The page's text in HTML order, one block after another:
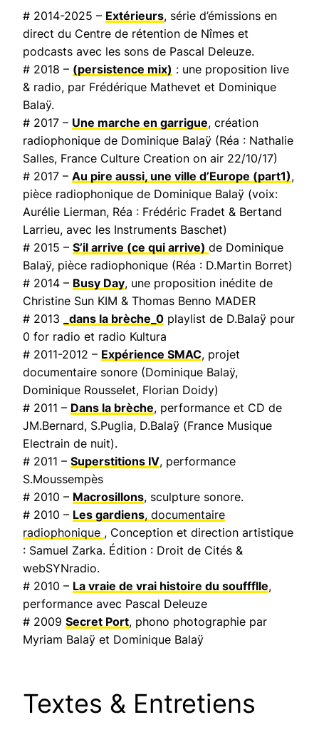
# 2014-2025 – Extérieurs, série d’émissions en
direct du Centre de rétention de Nîmes et
podcasts avec les sons de Pascal Deleuze.
# 2018 – (persistence mix) : une proposition live
& radio, par Frédérique Mathevet et Dominique
Balaÿ.
# 2017 – Une marche en garrigue, création
radiophonique de Dominique Balaÿ (Réa : Nathalie
Salles, France Culture Creation on air 22/10/17)
# 2017 – Au pire aussi, une ville d’Europe (part1),
pièce radiophonique de Dominique Balaÿ (voix:
Aurélie Lierman, Réa : Frédéric Fradet & Bertand
Larrieu, avec les Instruments Baschet)
# 2015 – S’il arrive (ce qui arrive) de Dominique
Balaÿ, pièce radiophonique (Réa : D.Martin Borret)
# 2014 – Busy Day, une proposition inédite de
Christine Sun KIM & Thomas Benno MADER
# 2013
_dans la brèche_0 playlist de D.Balaÿ pour
0 for radio et radio Kultura
# 2011-2012 – Expérience SMAC, projet
documentaire sonore (Dominique Balaÿ,
Dominique Rousselet, Florian Doidy)
# 2011 – Dans la brèche, performance et CD de
JM.Bernard, S.Puglia, D.Balaÿ (France Musique
Electrain de nuit).
# 2011 – Superstitions IV, performance
S.Moussempès
# 2010 – Macrosillons, sculpture sonore.
# 2010 – Les gardiens, documentaire
radiophonique , Conception et direction artistique
: Samuel Zarka. Édition : Droit de Cités &
webSYNradio.
# 2010 – La vraie de vrai histoire du souffflle,
performance avec Pascal Deleuze
# 2009 Secret Port, phono photographie par
Myriam Balaÿ et Dominique Balaÿ
Textes & Entretiens